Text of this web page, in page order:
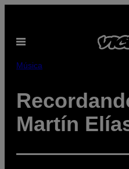
contenido
Abrir
Música
Martín